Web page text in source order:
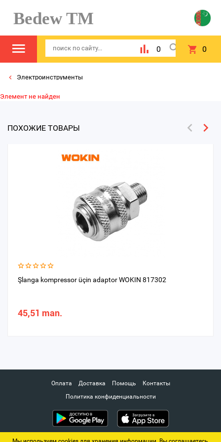
Bedew TM
0 0
Электроинструменты
Элемент не найден
ПОХОЖИЕ ТОВАРЫ
Şlanga kompressor üçin adaptor WOKIN 817302
45,51 man.
Оплата Доставка Помощь
Контакты
Политика конфиденциальности